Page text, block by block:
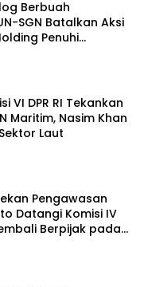
Berbuah
SGN Batalkan Aksi
Penuhi
VI DPR RI Tekankan
Maritim, Nasim Khan
Laut
Pengawasan
Datangi Komisi IV
Berpijak pada